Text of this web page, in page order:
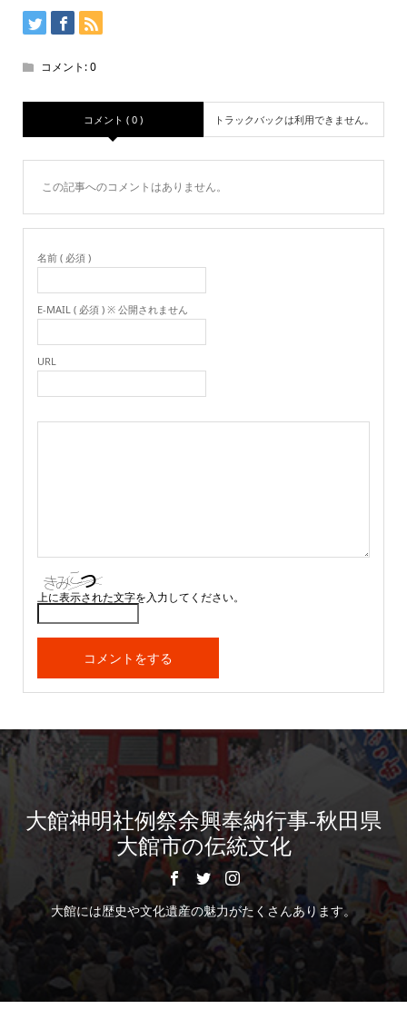
コメント:0
コメント ( 0 ) トラックバックは利用できません。
この記事へのコメントはありません。
名前 ( 必須 )
E-MAIL ( 必須 ) ※ 公開されません
URL
上に表示された文字を入力してください。
大館神明社例祭余興奉納行事-秋田県
大館市の伝統文化
大館には歴史や文化遺産の魅力がたくさんあります。